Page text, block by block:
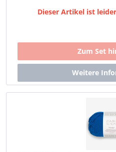
Dieser Artikel ist